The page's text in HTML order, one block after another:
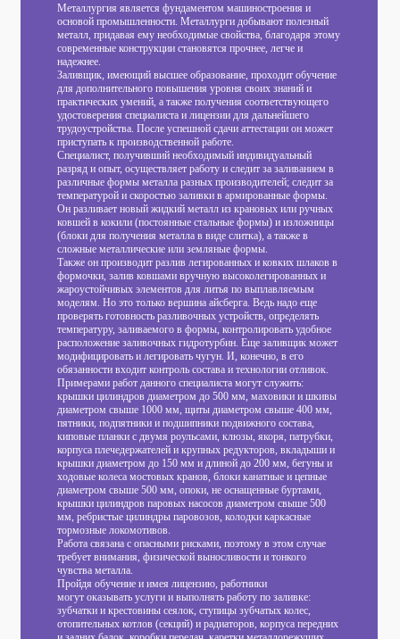
Металлургия является фундаментом машиностроения и
основой промышленности. Металлурги добывают полезный
металл, придавая ему необходимые свойства, благодаря этому
современные конструкции становятся прочнее, легче и
надежнее.
Заливщик, имеющий высшее образование, проходит обучение
для дополнительного повышения уровня своих знаний и
практических умений, а также получения соответствующего
удостоверения специалиста и лицензии для дальнейшего
трудоустройства. После успешной сдачи аттестации он может
приступать к производственной работе.
Специалист, получивший необходимый индивидуальный
разряд и опыт, осуществляет работу и следит за заливанием в
различные формы металла разных производителей; следит за
температурой и скоростью заливки в армированные формы.
Он разливает новый жидкий металл из крановых или ручных
ковшей в кокили (постоянные стальные формы) и изложницы
(блоки для получения металла в виде слитка), а также в
сложные металлические или земляные формы.
Также он производит разлив легированных и ковких шлаков в
формочки, залив ковшами вручную высоколегированных и
жароустойчивых элементов для литья по выплавляемым
моделям. Но это только вершина айсберга. Ведь надо еще
проверять готовность разливочных устройств, определять
температуру, заливаемого в формы, контролировать удобное
расположение заливочных гидротурбин. Еще заливщик может
модифицировать и легировать чугун. И, конечно, в его
обязанности входит контроль состава и технологии отливок.
Примерами работ данного специалиста могут служить:
крышки цилиндров диаметром до 500 мм, маховики и шкивы
диаметром свыше 1000 мм, щиты диаметром свыше 400 мм,
пятники, подпятники и подшипники подвижного состава,
киповые планки с двумя роульсами, клюзы, якоря, патрубки,
корпуса плечедержателей и крупных редукторов, вкладыши и
крышки диаметром до 150 мм и длиной до 200 мм, бегуны и
ходовые колеса мостовых кранов, блоки канатные и цепные
диаметром свыше 500 мм, опоки, не оснащенные буртами,
крышки цилиндров паровых насосов диаметром свыше 500
мм, ребристые цилиндры паровозов, колодки каркасные
тормозные локомотивов.
Работа связана с опасными рисками, поэтому в этом случае
требует внимания, физической выносливости и тонкого
чувства металла.
Пройдя обучение и имея лицензию, работники
могут оказывать услуги и выполнять работу по заливке:
зубчатки и крестовины сеялок, ступицы зубчатых колес,
отопительных котлов (секций) и радиаторов, корпуса передних